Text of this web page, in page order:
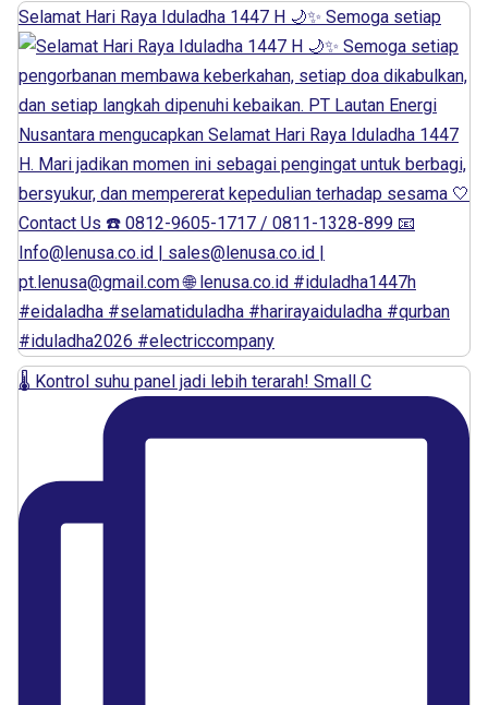
Selamat Hari Raya Iduladha 1447 H 🌙✨ Semoga setiap
🌡️ Kontrol suhu panel jadi lebih terarah! Small C